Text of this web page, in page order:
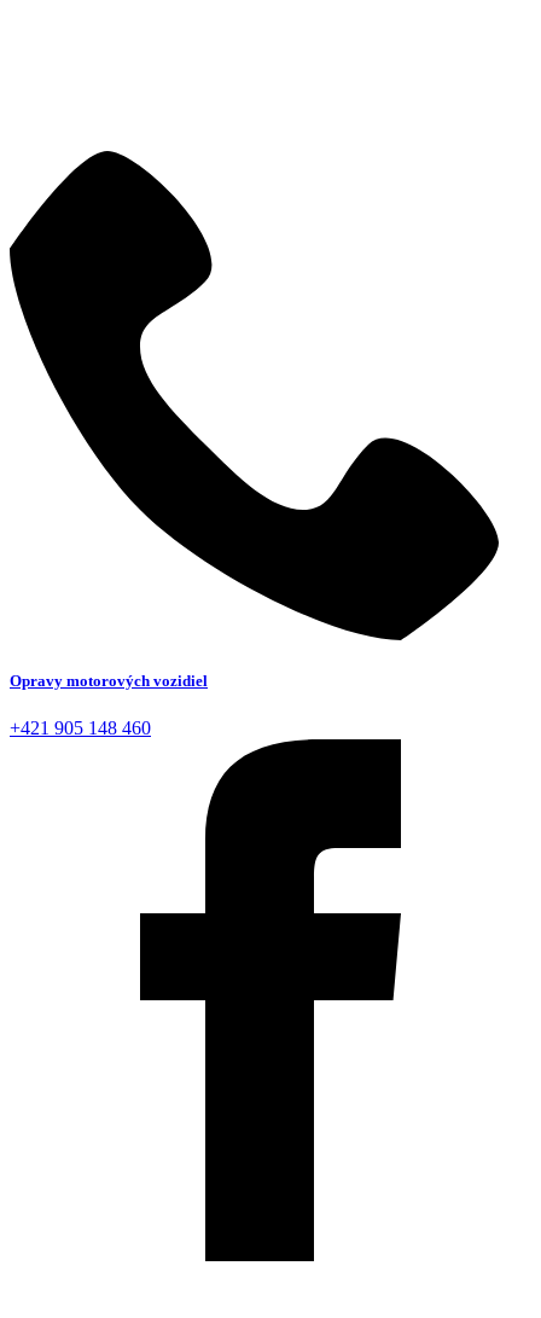
Opravy motorových vozidiel
+421 905 148 460